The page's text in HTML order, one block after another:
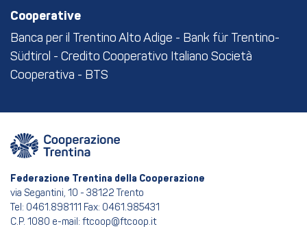
Cooperative
Banca per il Trentino Alto Adige - Bank für Trentino-
Südtirol - Credito Cooperativo Italiano Società
Cooperativa - BTS
Federazione Trentina della Cooperazione
via Segantini, 10 - 38122 Trento
Tel: 0461.898111 Fax: 0461.985431
C.P. 1080 e-mail: ftcoop@ftcoop.it